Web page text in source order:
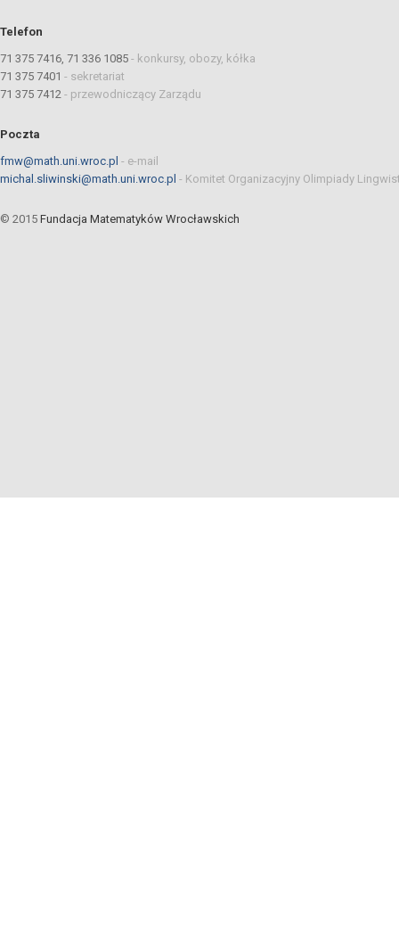
Telefon
71 375 7416, 71 336 1085 - konkursy, obozy, kółka
71 375 7401 - sekretariat
71 375 7412 - przewodniczący Zarządu
Poczta
fmw@math.uni.wroc.pl - e-mail
michal.sliwinski@math.uni.wroc.pl - Komitet Organizacyjny Olimpiady
© 2015 Fundacja Matematyków Wrocławskich